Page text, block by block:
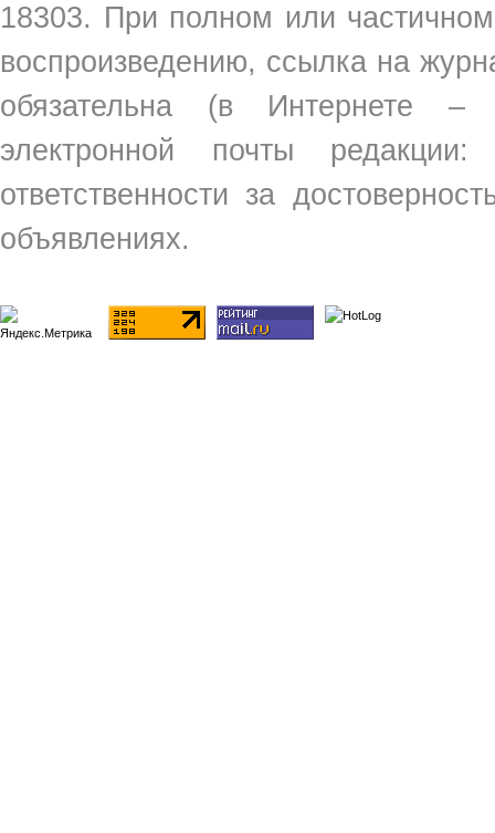
18303. При полном или
воспроизведению, ссылка на
обязательна (в Интернете
электронной почты
ответственности за
объявлениях.